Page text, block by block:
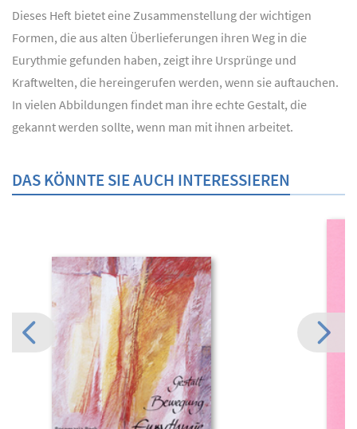
Dieses Heft bietet eine Zusammenstellung der wichtigen
Formen, die aus alten Überlieferungen ihren Weg in die
Eurythmie gefunden haben, zeigt ihre Ursprünge und
Kraftwelten, die hereingerufen werden, wenn sie auftauchen.
In vielen Abbildungen findet man ihre echte Gestalt, die
gekannt werden sollte, wenn man mit ihnen arbeitet.
DAS KÖNNTE SIE AUCH INTERESSIEREN